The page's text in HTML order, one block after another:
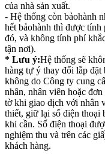
của nhà sản xuất.
- Hệ thống còn bảohành
hết bảohành thì được tính
đó, và không tính phí
tận nơi).
* Lưu ý:Hệ thống sẽ
hàng tự ý thay đổi lắp đặt
không do Công ty cung
nhân, nhân viên hoặc
tờ khi giao dịch với nhân
thiết, giữ lại số điện thoại
khi cần. Số điện thoại
nghiệm thu và trên các
khách hàng.